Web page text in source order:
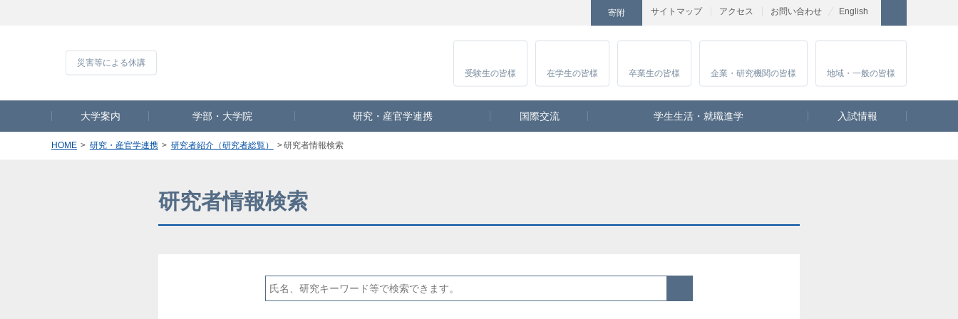
サイトマップ アクセス お問い合わせ
寄附 English
Instagram
受験生の皆様 在学生の皆様 卒業生の皆様 企業・研究機関の皆様 地域・一般の皆様
大学案内 学部・大学院 研究・産官学連携 国際交流 学生生活・就職進学 入試情報
HOME 研究・産官学連携 研究者紹介（研究者総覧） 研究者情報検索
研究者情報検索